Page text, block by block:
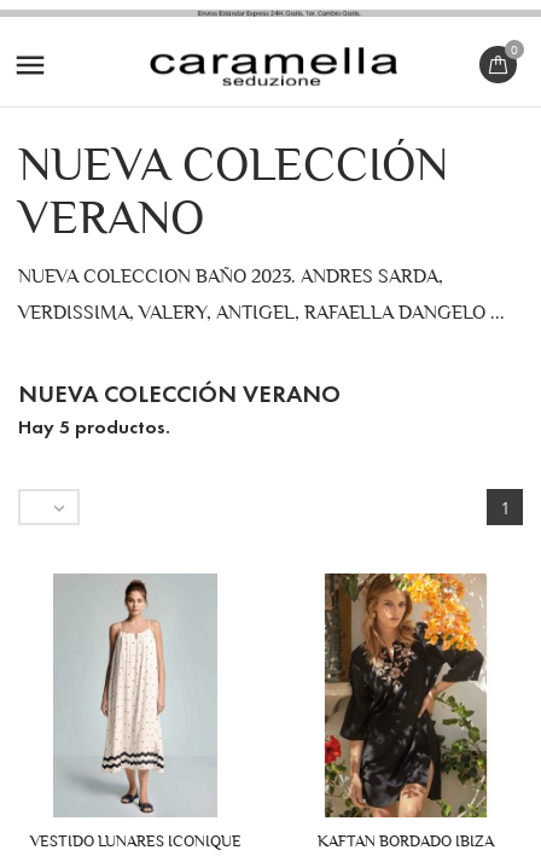
 0
NUEVA COLECCIÓN
VERANO
NUEVA COLECCION BAÑO 2023. ANDRES SARDA,
VERDISSIMA, VALERY, ANTIGEL, RAFAELLA DANGELO ...
NUEVA COLECCIÓN VERANO
Hay 5 productos.
 1
VESTIDO LUNARES ICONIQUE KAFTAN BORDADO IBIZA